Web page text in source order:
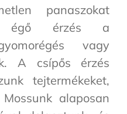
panaszokat
égő érzés a
vagy
A csípős érzés
tejtermékeket,
alaposan